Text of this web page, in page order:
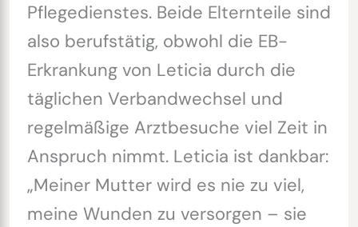
Pflegedienstes. Beide Elternteile sind
also berufstätig, obwohl die EB-
Erkrankung von Leticia durch die
täglichen Verbandwechsel und
regelmäßige Arztbesuche viel Zeit in
Anspruch nimmt. Leticia ist dankbar:
„Meiner Mutter wird es nie zu viel,
meine Wunden zu versorgen – sie